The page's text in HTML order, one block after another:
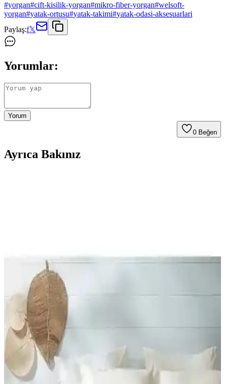
#yorgan#cift-kisilik-yorgan#mikro-fiber-yorgan#welsoft-
yorgan#yatak-ortusu#yatak-takimi#yatak-odasi-aksesuarlari
Paylaş:f𝕏
Yorumlar:
Yorum
0 Beğen
Ayrıca Bakınız
Merinos Comforter Seti Çift Kişilik Yatak Takımı
Yüksek Kalite ve Şıklık Sunar
Merinos Comforter Seti, doğal pamuk malzemesi ve şık tasarımıyla
çift kişilik yataklar için ideal, sıcak tutan ve konfor sağlayan yüksek
kaliteli yatak örtüsü setidir.
Yataş Dacron Quallofil Tek Kişilik XL Yorgan:
Yüksek Isı Yalıtımı ve Konfor Sağlar
Yataş Dacron® Quallofil Tek Kişilik XL Yorgan, üstün ısı yalıtımı,
hafif ve yumuşak yapısıyla soğuk mevsimlerde ideal, estetik ve
dayanıklı uyku ürünüdür.